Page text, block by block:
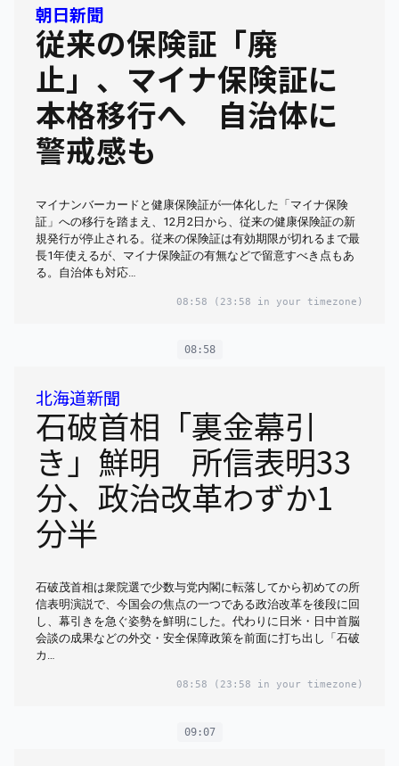
朝日新聞
従来の保険証「廃
止」、マイナ保険証に
本格移行へ 自治体に
警戒感も
マイナンバーカードと健康保険証が一体化した「マイナ保険
証」への移行を踏まえ、12月2日から、従来の健康保険証の新
規発行が停止される。従来の保険証は有効期限が切れるまで最
長1年使えるが、マイナ保険証の有無などで留意すべき点もあ
る。自治体も対応…
08:58 (23:58 in your timezone)
08:58
北海道新聞
石破首相「裏金幕引
き」鮮明 所信表明33
分、政治改革わずか1
分半
石破茂首相は衆院選で少数与党内閣に転落してから初めての所
信表明演説で、今国会の焦点の一つである政治改革を後段に回
し、幕引きを急ぐ姿勢を鮮明にした。代わりに日米・日中首脳
会談の成果などの外交・安全保障政策を前面に打ち出し「石破
カ…
08:58 (23:58 in your timezone)
09:07